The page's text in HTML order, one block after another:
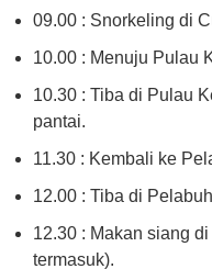
09.00 : Snorkeling di
10.00 : Menuju Pulau
10.30 : Tiba di Pulau
pantai.
11.30 : Kembali ke
12.00 : Tiba di
12.30 : Makan siang
termasuk).